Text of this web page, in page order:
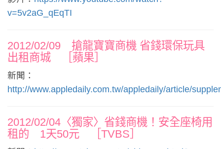
v=5v2aG_qEqTI
2012/02/09 搶龍寶寶商機 省錢環保玩具
出租商城 ［蘋果］
新聞：
http://www.appledaily.com.tw/appledaily/article/
2012/02/04〈獨家〉省錢商機！安全座椅用
租的 1天50元 ［TVBS］